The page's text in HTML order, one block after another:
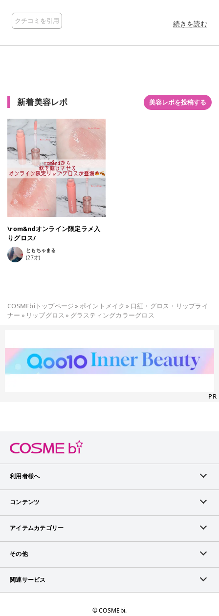
ないクリーミーな色味がとっても可愛い🎀 ･25 クリームビーン
ズ 落ち着いたローズブラウン🌹 深みがあるのに重たくならず、
サイズもちょうど良くて、リップラインが綺麗に取れます💋✨ I
クチコミを引用 続きを読む
新着美容レポ 美容レポを投稿する
\rom&ndオンライン限定ラメ入
りグロス/
ともちゃまる
(27才)
COSMEbiトップページ» ポイントメイク » 口紅・グロス・リップライ
ナー » リップグロス » グラスティングカラーグロス
PR
利用者様へ
メンバーログイン
メンバー会員について
アイテム掲載リクエスト
コンテンツ
ランキング
ブランドから探す
ピックアップ特集
アイテムカテゴリー
スキンケア
その他
お問い合わせ（ブランド様）
関連サービス
©︎ COSMEbi.